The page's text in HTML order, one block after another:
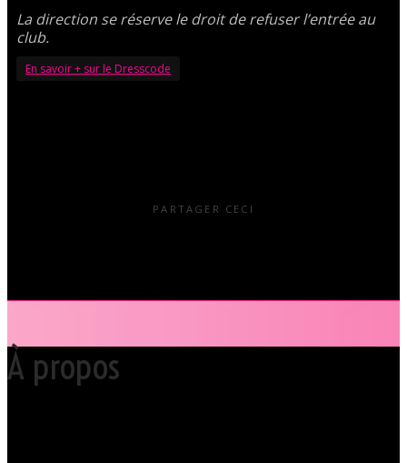
La direction se réserve le droit de refuser l’entrée au
club.
En savoir + sur le Dresscode
PARTAGER CECI
À propos